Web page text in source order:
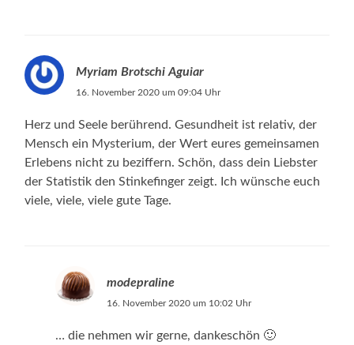
Myriam Brotschi Aguiar
16. November 2020 um 09:04 Uhr
Herz und Seele berührend. Gesundheit ist relativ, der
Mensch ein Mysterium, der Wert eures gemeinsamen
Erlebens nicht zu beziffern. Schön, dass dein Liebster
der Statistik den Stinkefinger zeigt. Ich wünsche euch
viele, viele, viele gute Tage.
modepraline
16. November 2020 um 10:02 Uhr
… die nehmen wir gerne, dankeschön 🙂